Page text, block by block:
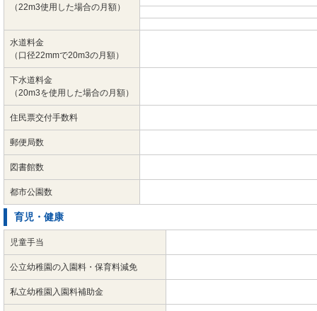
（22m3使用した場合の月額）
水道料金
（口径22mmで20m3の月額）
下水道料金
（20m3を使用した場合の月額）
住民票交付手数料
郵便局数
図書館数
都市公園数
育児・健康
児童手当
公立幼稚園の入園料・保育料減免
私立幼稚園入園料補助金